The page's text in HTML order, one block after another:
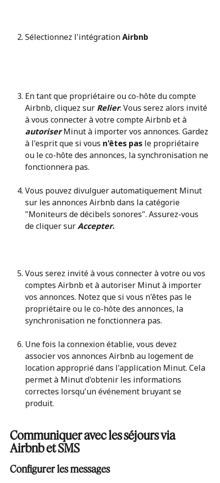
Sélectionnez l'intégration Airbnb
En tant que propriétaire ou co-hôte du compte
Airbnb, cliquez sur Relier. Vous serez alors invité
à vous connecter à votre compte Airbnb et à
autoriser Minut à importer vos annonces. Gardez
à l'esprit que si vous n'êtes pas le propriétaire
ou le co-hôte des annonces, la synchronisation ne
fonctionnera pas.
Vous pouvez divulguer automatiquement Minut
sur les annonces Airbnb dans la catégorie
"Moniteurs de décibels sonores". Assurez-vous
de cliquer sur Accepter.
Vous serez invité à vous connecter à votre ou vos
comptes Airbnb et à autoriser Minut à importer
vos annonces. Notez que si vous n'êtes pas le
propriétaire ou le co-hôte des annonces, la
synchronisation ne fonctionnera pas.
Une fois la connexion établie, vous devez
associer vos annonces Airbnb au logement de
location approprié dans l'application Minut. Cela
permet à Minut d'obtenir les informations
correctes lorsqu'un événement bruyant se
produit.
Communiquer avec les séjours via
Airbnb et SMS
Configurer les messages